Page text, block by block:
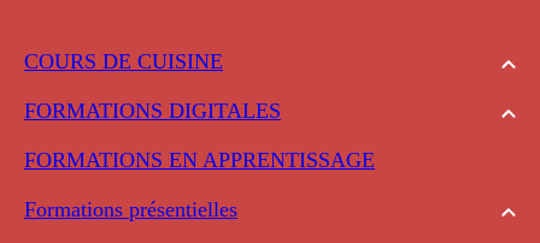
COURS DE CUISINE
FORMATIONS DIGITALES
FORMATIONS EN APPRENTISSAGE
Formations présentielles